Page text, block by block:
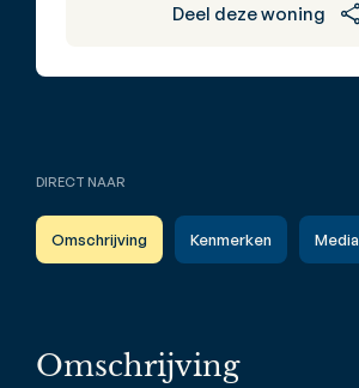
Deel deze woning
DIRECT NAAR
Omschrijving Kenmerken Media
Omschrijving